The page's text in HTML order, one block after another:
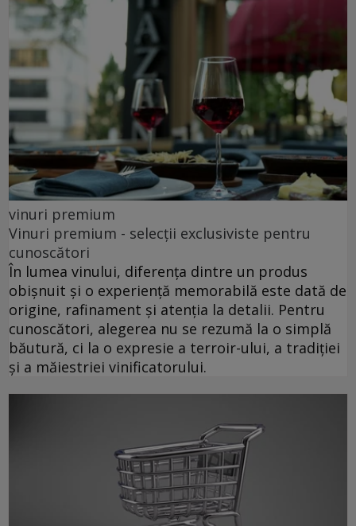
vinuri premium
Vinuri premium - selecții exclusiviste pentru
cunoscători
În lumea vinului, diferența dintre un produs
obișnuit și o experiență memorabilă este dată de
origine, rafinament și atenția la detalii. Pentru
cunoscători, alegerea nu se rezumă la o simplă
băutură, ci la o expresie a terroir-ului, a tradiției
și a măiestriei vinificatorului.